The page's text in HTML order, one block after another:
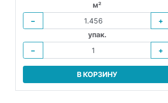
м²
−
+
упак.
−
+
В КОРЗИНУ